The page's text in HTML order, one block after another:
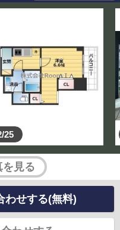
25
見る
わせする(無料)